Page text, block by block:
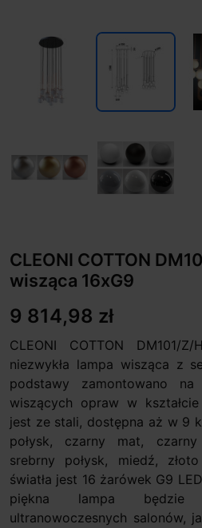
CLEONI COTTON
wisząca 16xG9
9 814,98 zł
CLEONI COTTON
niezwykła lampa wisząca z
podstawy zamontowano
wiszących opraw w
jest ze stali, dostępna aż w 9
połysk, czarny mat,
srebrny połysk, miedź,
światła jest 16 żarówek G9
piękna lampa będzie
ultranowoczesnych salonów,